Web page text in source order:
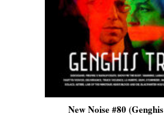
New Noise #80 (Genghis Tron)